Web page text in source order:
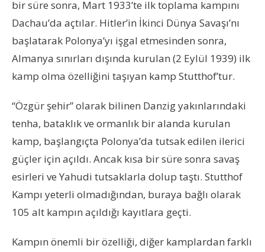
bir süre sonra, Mart 1933’te ilk toplama kampını
Dachau’da açtılar. Hitler’in İkinci Dünya Savaşı’nı
başlatarak Polonya’yı işgal etmesinden sonra,
Almanya sınırları dışında kurulan (2 Eylül 1939) ilk
kamp olma özelliğini taşıyan kamp Stutthof’tur.
“Özgür şehir” olarak bilinen Danzig yakınlarındaki
tenha, bataklık ve ormanlık bir alanda kurulan
kamp, başlangıçta Polonya’da tutsak edilen ilerici
güçler için açıldı. Ancak kısa bir süre sonra savaş
esirleri ve Yahudi tutsaklarla dolup taştı. Stutthof
Kampı yeterli olmadığından, buraya bağlı olarak
105 alt kampın açıldığı kayıtlara geçti.
Kampın önemli bir özelliği, diğer kamplardan farklı